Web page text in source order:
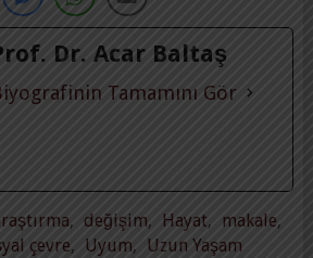
Dr. Acar Baltaş
Tamamını Gör
, değişim, Hayat, makale,
çevre, Uyum, Uzun Yaşam